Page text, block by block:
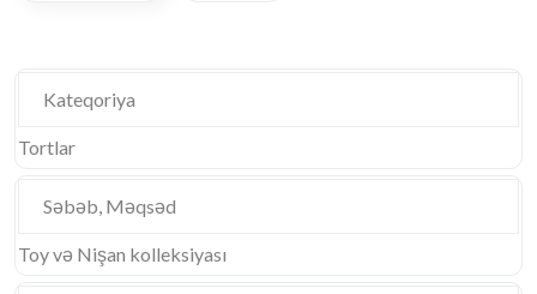
Kateqoriya
Tortlar
Səbəb, Məqsəd
Toy və Nişan kolleksiyası